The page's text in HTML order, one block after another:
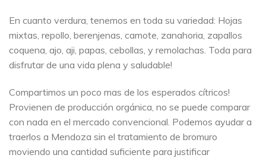
En cuanto verdura, tenemos en toda su variedad: Hojas
mixtas, repollo, berenjenas, camote, zanahoria, zapallos
coquena, ajo, aji, papas, cebollas, y remolachas. Toda para
disfrutar de una vida plena y saludable!
Compartimos un poco mas de los esperados cítricos!
Provienen de producción orgánica, no se puede comparar
con nada en el mercado convencional. Podemos ayudar a
traerlos a Mendoza sin el tratamiento de bromuro
moviendo una cantidad suficiente para justificar